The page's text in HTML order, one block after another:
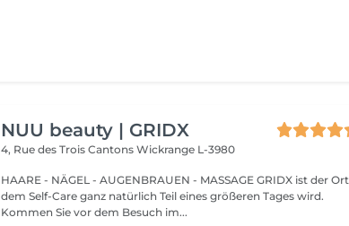
NUU beauty | GRIDX
4, Rue des Trois CantonsWickrange L-3980
HAARE - NÄGEL - AUGENBRAUEN - MASSAGE GRIDX ist der Ort, an
dem Self-Care ganz natürlich Teil eines größeren Tages wird.
Kommen Sie vor dem Besuch im...